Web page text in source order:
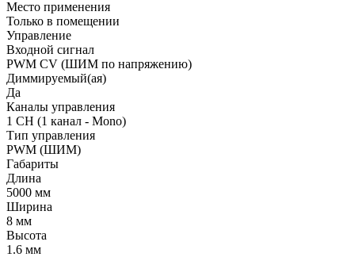
Место применения
Только в помещении
Управление
Входной сигнал
PWM СV (ШИМ по напряжению)
Диммируемый(ая)
Да
Каналы управления
1 CH (1 канал - Mono)
Тип управления
PWM (ШИМ)
Габариты
Длина
5000 мм
Ширина
8 мм
Высота
1.6 мм